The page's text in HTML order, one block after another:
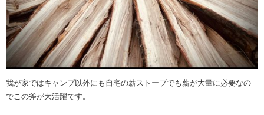
我が家ではキャンプ以外にも自宅の薪ストーブでも薪が大量に必要なの
でこの斧が大活躍です。